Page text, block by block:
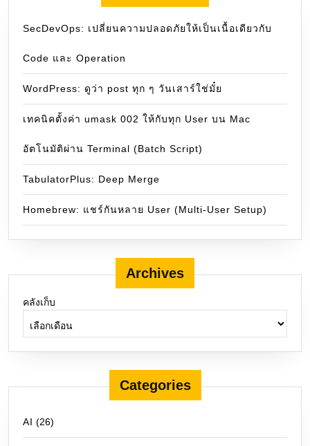
SecDevOps: เปลี่ยนความปลอดภัยให้เป็นเนื้อเดียวกับ
Code และ Operation
WordPress: ดูว่า post ทุก ๆ วันเสาร์ใช่มั๋ย
เทคนิคตั้งค่า umask 002 ให้กับทุก User บน Mac
อัตโนมัติผ่าน Terminal (Batch Script)
TabulatorPlus: Deep Merge
Homebrew: แชร์กันหลาย User (Multi-User Setup)
Archives
คลังเก็บ
Categories
AI (26)